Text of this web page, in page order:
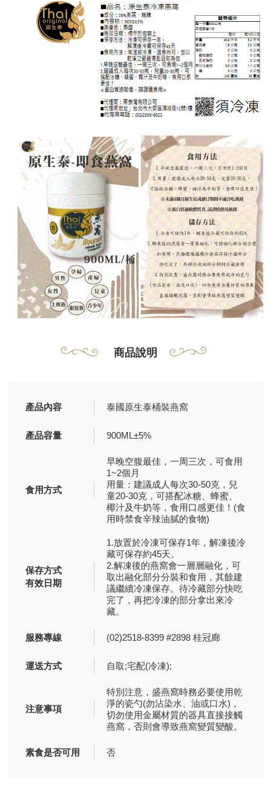
商品說明
產品內容 泰國原生泰桶裝燕窩
產品容量 900ML±5%
食用方式
早晚空腹最佳，一周三次，可食用
1~2個月
用量：建議成人每次30-50克，兒
童20-30克，可搭配冰糖、蜂蜜、
椰汁及牛奶等，食用口感更佳！(食
用時禁食辛辣油膩的食物)
保存方式
有效日期
1.放置於冷凍可保存1年，解凍後冷
藏可保存約45天。
2.解凍後的燕窩會一層層融化，可
取出融化部分分裝和食用，其餘建
議繼續冷凍保存。待冷藏部分快吃
完了，再把冷凍的部分拿出來冷
藏。
服務專線 (02)2518-8399 #2898 桂冠廊
運送方式 自取;宅配(冷凍);
注意事項
特別注意，盛燕窩時務必要使用乾
淨的瓷勺(勿沾染水、油或口水)，
切勿使用金屬材質的器具直接接觸
燕窩，否則會導致燕窩變質變酸。
素食是否可用 否